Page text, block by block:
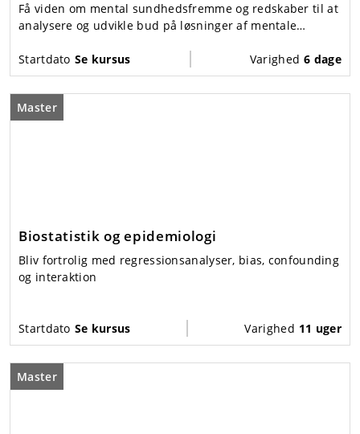
Få viden om mental sundhedsfremme og redskaber til at
analysere og udvikle bud på løsninger af mentale
samfundet.
Startdato Se kursus Varighed 6 dage
Master
Biostatistik og epidemiologi
Bliv fortrolig med regressionsanalyser, bias, confounding
og interaktion
Startdato Se kursus Varighed 11 uger
Master